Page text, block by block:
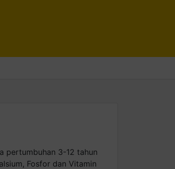
pertumbuhan 3-12 tahun
Fosfor dan Vitamin